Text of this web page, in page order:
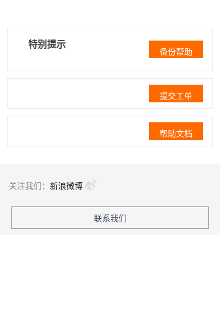
特别提示
备份帮助
提交工单
帮助文档